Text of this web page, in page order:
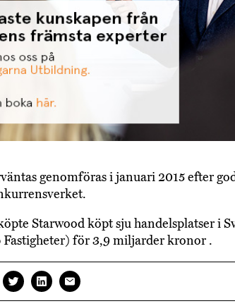
genomföras i januari 2015 efter
Starwood köpt sju handelsplatser i
Fastigheter) för 3,9 miljarder kronor .